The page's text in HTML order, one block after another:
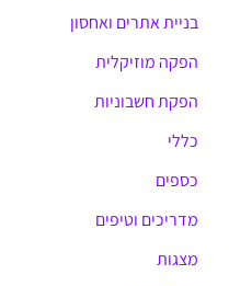
בניית אתרים ואחסון
הפקה מוזיקלית
הפקת חשבוניות
כללי
כספים
מדריכים וטיפים
מצגות